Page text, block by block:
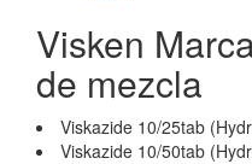
Visken
de mezcla
Viskazide 10/25tab
Viskazide 10/50tab